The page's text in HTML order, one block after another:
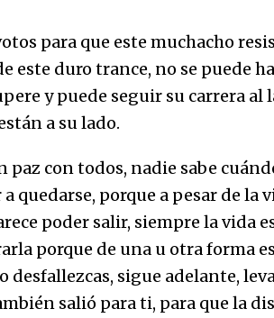
para que este muchacho
este duro trance, no se puede
y puede seguir su carrera al
a su lado.
paz con todos, nadie sabe
quedarse, porque a pesar de la
poder salir, siempre la vida
porque de una u otra forma
desfallezcas, sigue adelante,
salió para ti, para que la